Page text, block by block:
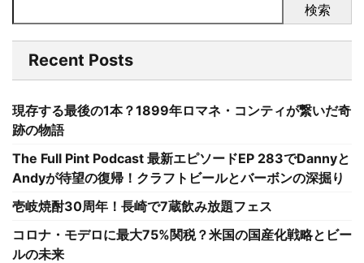
検索
Recent Posts
現存する最後の1本？1899年ロマネ・コンティが繋いだ奇
跡の物語
The Full Pint Podcast 最新エピソードEP 283でDannyと
Andyが待望の復帰！クラフトビールとバーボンの深掘り
壱岐焼酎30周年！長崎で7蔵飲み放題フェス
コロナ・モデロに最大75%関税？米国の国産化戦略とビー
ルの未来